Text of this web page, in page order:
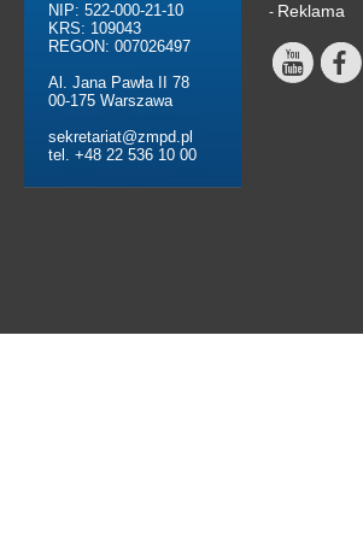
NIP: 522-000-21-10
KRS: 109043
REGON: 007026497
Al. Jana Pawła II 78
00-175 Warszawa
sekretariat@zmpd.pl
tel. +48 22 536 10 00
- Reklama